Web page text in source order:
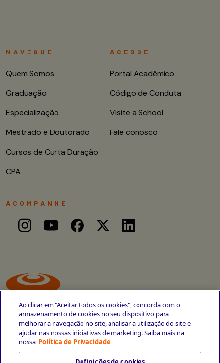
Avenida Cais do Apolo, 77
NAVEGUE
Quem Somos
Graduação
Especialização
Mestrado e Doutorado
Cursos de Curta Duração
CPA
ACESSE
Portal Acadêmico
Código de Conduta
Visite a School
Fale conosco
ACOMPANHE
Ao clicar em "Aceitar todos os cookies", concorda com o
armazenamento de cookies no seu dispositivo para
melhorar a navegação no site, analisar a utilização do site e
ajudar nas nossas iniciativas de marketing. Saiba mais na
nossa Política de Privacidade